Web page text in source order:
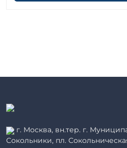
г. Москва, вн.тер. г.
Сокольники, пл.